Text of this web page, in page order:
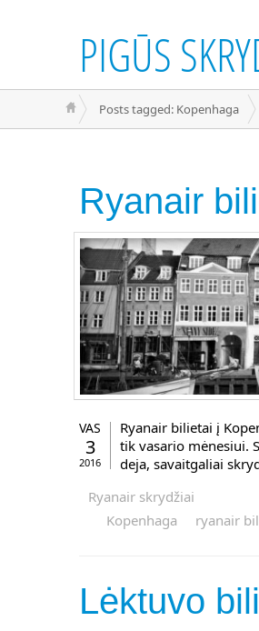
PIGŪS
Posts tagged: Kopenhaga
Ryanair
VAS
3
2016
Ryanair bilietai į
tik vasario mėnesiui.
deja, savaitgaliai
Ryanair skrydžiai
Kopenhaga
ryanair
Lėktuvo